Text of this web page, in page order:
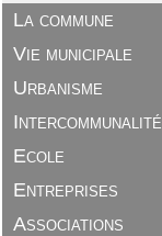
La commune
Vie municipale
Urbanisme
Intercommunalité
Ecole
Entreprises
Associations